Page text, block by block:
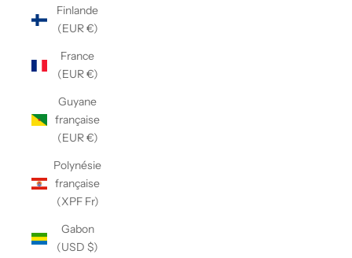
Finlande
(EUR €)
France
(EUR €)
Guyane
française
(EUR €)
Polynésie
française
(XPF Fr)
Gabon
(USD $)